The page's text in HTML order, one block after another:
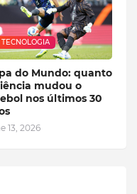
TECNOLOGIA
do Mundo: quanto
mudou o
nos últimos 30
13, 2026